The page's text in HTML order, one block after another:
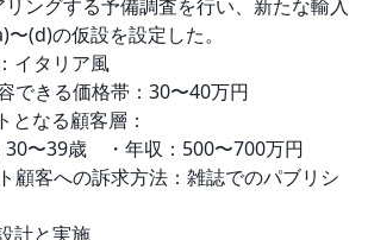
ングする予備調査を行い、新たな輸入
(d)の仮設を設定した。
タリア風
きる価格帯：30〜40万円
なる顧客層：
39歳　・年収：500〜700万円
客への訴求方法：雑誌でのパブリシ
計と実施